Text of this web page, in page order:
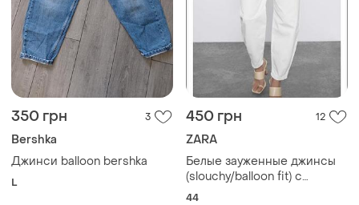
350 грн 3
Bershka
Джинси balloon bershka
L
450 грн 12
ZARA
Белые зауженные джинсы
(slouchy/balloon fit) с
высокой посадкой и
44